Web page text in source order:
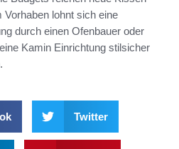
lohnt sich eine
durch einen Ofenbauer oder
Kamin Einrichtung stilsicher
Twitter